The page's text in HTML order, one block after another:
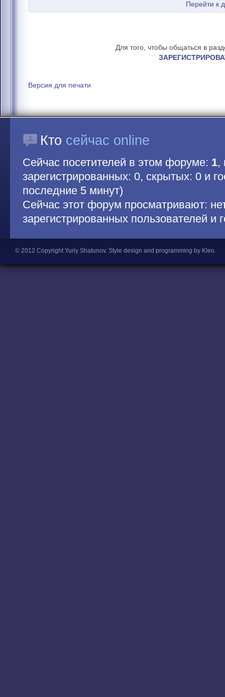
Перейти к
Для того, чтобы общаться в
Версия для печати
Кто сейчас online
Сейчас посетителей в этом форуме: 1,
зарегистрированных: 0, скрытых: 0 и
последние 5 минут)
Сейчас этот форум просматривают:
зарегистрированных пользователей и
© 2012 Copyright Yuriy Shatunov. Style design and programming by Kleo.